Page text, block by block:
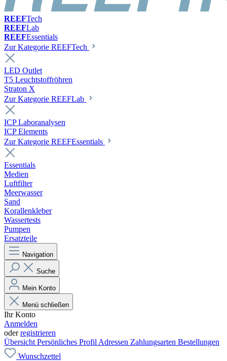
REEFTech
REEFLab
REEFEssentials
Zur Kategorie REEFTech
LED Outlet
T5 Leuchtstoffröhren
Straton X
Zur Kategorie REEFLab
ICP Laboranalysen
ICP Elements
Zur Kategorie REEFEssentials
Essentials
Medien
Luftfilter
Meerwasser
Sand
Korallenkleber
Wassertests
Pumpen
Ersatzteile
Navigation
Suche
Mein Konto
Menü schließen
Ihr Konto
Anmelden
oderregistrieren
Übersicht Persönliches Profil Adressen Zahlungsarten Bestellungen
Wunschzettel